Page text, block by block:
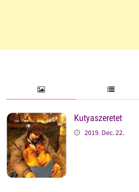
Kutyaszeretet
2019. Dec. 22.